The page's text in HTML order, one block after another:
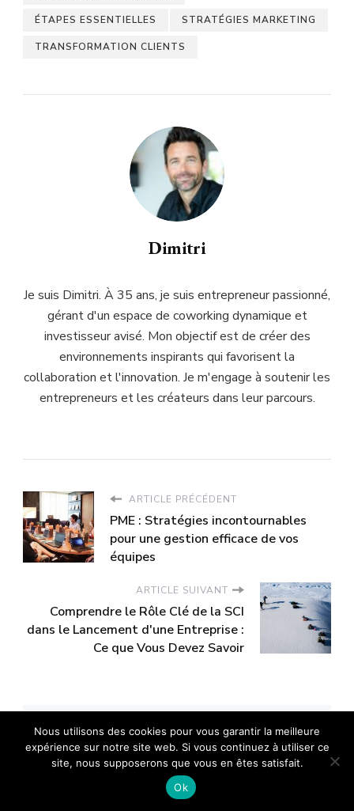
ÉTAPES ESSENTIELLES STRATÉGIES MARKETING
TRANSFORMATION CLIENTS
Dimitri
Je suis Dimitri. À 35 ans, je suis entrepreneur passionné,
gérant d'un espace de coworking dynamique et
investisseur avisé. Mon objectif est de créer des
environnements inspirants qui favorisent la
collaboration et l'innovation. Je m'engage à soutenir les
entrepreneurs et les créateurs dans leur parcours.
ARTICLE PRÉCÉDENT
PME : Stratégies incontournables
pour une gestion efficace de vos
équipes
ARTICLE SUIVANT
Comprendre le Rôle Clé de la SCI
dans le Lancement d'une Entreprise :
Ce que Vous Devez Savoir
LIONEL
Nous utilisons des cookies pour vous garantir la meilleure
expérience sur notre site web. Si vous continuez à utiliser ce
site, nous supposerons que vous en êtes satisfait.
Ok